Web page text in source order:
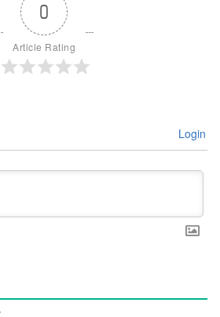
0
Article Rating
Login